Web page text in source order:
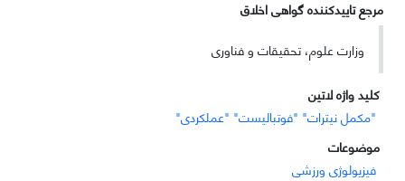
مرجع تاییدکننده گواهی اخلاق
وزارت علوم، تحقیقات و فناوری
کلید واژه لاتین
"مکمل نیترات" "فوتبالیست" "عملکردی"
موضوعات
فیزیولوژی ورزشی